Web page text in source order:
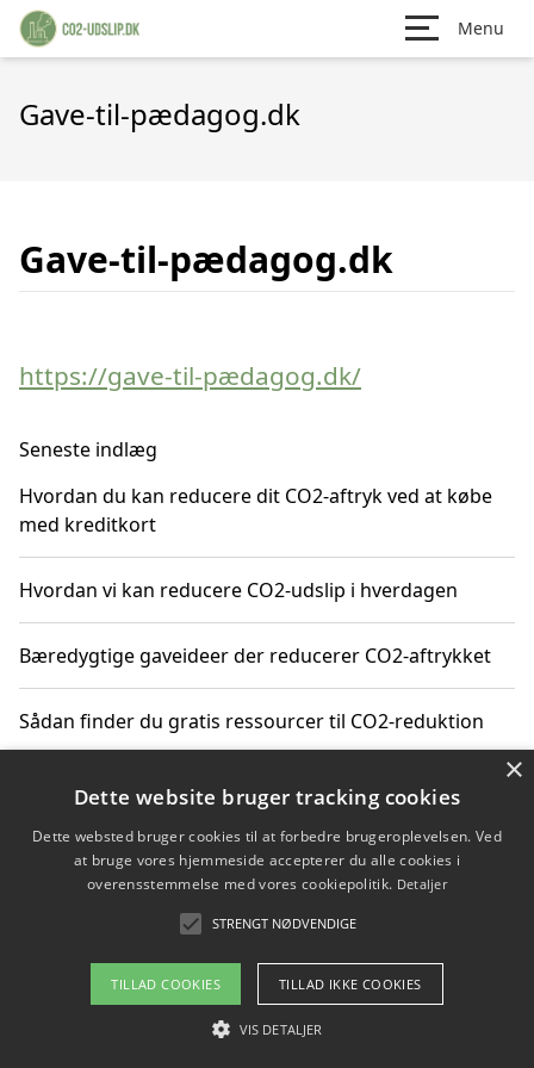
Menu
Gave-til-pædagog.dk
Gave-til-pædagog.dk
https://gave-til-pædagog.dk/
Seneste indlæg
Hvordan du kan reducere dit CO2-aftryk ved at købe
med kreditkort
Hvordan vi kan reducere CO2-udslip i hverdagen
Bæredygtige gaveideer der reducerer CO2-aftrykket
Sådan finder du gratis ressourcer til CO2-reduktion
Hvordan gadgets til hjemmet kan reducere CO2-udslip
Copyright 2026 - Pilanto Aps
Om / kontakt
Blog Betingelser
×
Dette website bruger tracking cookies
Dette websted bruger cookies til at forbedre brugeroplevelsen. Ved
at bruge vores hjemmeside accepterer du alle cookies i
overensstemmelse med vores cookiepolitik. Detaljer
STRENGT NØDVENDIGE
TILLAD COOKIES TILLAD IKKE COOKIES
VIS DETALJER